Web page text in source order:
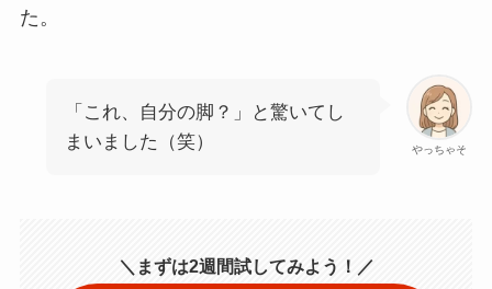
た。
やっちゃそ
「これ、自分の脚？」と驚いてし
まいました（笑）
＼まずは2週間試してみよう！／